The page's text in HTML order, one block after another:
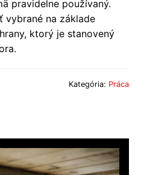
pravidelne používaný.
vybrané na základe
ktorý je stanovený
Kategória: Práca